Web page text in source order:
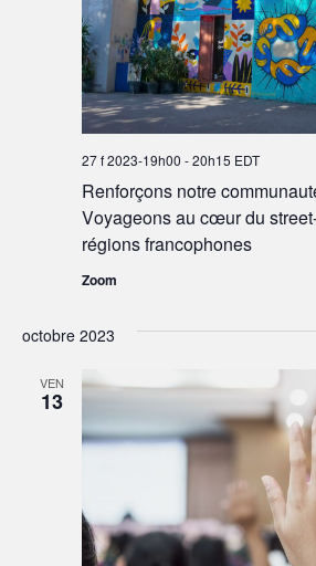
Renforçons notre
Voyageons au cœur du
régions francophones
27 f 2023-19h00 -20h15 EDT
Zoom
octobre 2023
VEN
13